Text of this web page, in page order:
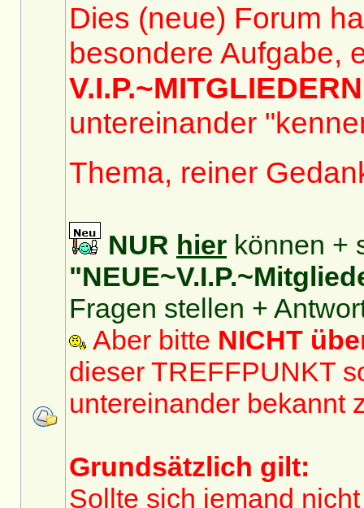
Dies (neue) Forum
besondere Aufgabe,
V.I.P.~MITGLIEDERN
untereinander
Thema, reiner
NUR hier können +
Fragen stellen +
Aber bitte NICHT
dieser TREFFPUNKT
untereinander bekannt
Grundsätzlich gilt:
Sollte sich jemand